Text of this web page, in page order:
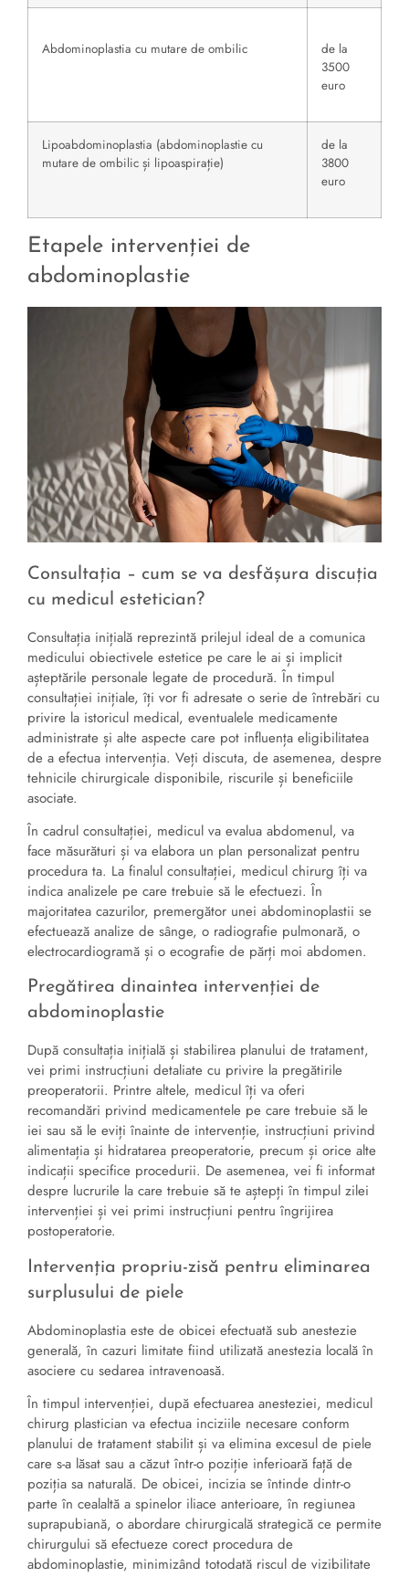
Abdominoplastia cu mutare de ombilic
de la
3500
euro
Lipoabdominoplastia (abdominoplastie cu
mutare de ombilic și lipoaspirație)
de la
3800
euro
Etapele intervenției de
abdominoplastie
Consultația – cum se va desfășura discuția
cu medicul estetician?
Consultația inițială reprezintă prilejul ideal de a comunica
medicului obiectivele estetice pe care le ai și implicit
așteptările personale legate de procedură. În timpul
consultației inițiale, îți vor fi adresate o serie de întrebări cu
privire la istoricul medical, eventualele medicamente
administrate și alte aspecte care pot influența eligibilitatea
de a efectua intervenția. Veți discuta, de asemenea, despre
tehnicile chirurgicale disponibile, riscurile și beneficiile
asociate.
În cadrul consultației, medicul va evalua abdomenul, va
face măsurături și va elabora un plan personalizat pentru
procedura ta. La finalul consultației, medicul chirurg îți va
indica analizele pe care trebuie să le efectuezi. În
majoritatea cazurilor, premergător unei abdominoplastii se
efectuează analize de sânge, o radiografie pulmonară, o
electrocardiogramă și o ecografie de părți moi abdomen.
Pregătirea dinaintea intervenției de
abdominoplastie
După consultația inițială și stabilirea planului de tratament,
vei primi instrucțiuni detaliate cu privire la pregătirile
preoperatorii. Printre altele, medicul îți va oferi
recomandări privind medicamentele pe care trebuie să le
iei sau să le eviți înainte de intervenție, instrucțiuni privind
alimentația și hidratarea preoperatorie, precum și orice alte
indicații specifice procedurii. De asemenea, vei fi informat
despre lucrurile la care trebuie să te aștepți în timpul zilei
intervenției și vei primi instrucțiuni pentru îngrijirea
postoperatorie.
Intervenția propriu-zisă pentru eliminarea
surplusului de piele
Abdominoplastia este de obicei efectuată sub anestezie
generală, în cazuri limitate fiind utilizată anestezia locală în
asociere cu sedarea intravenoasă.
În timpul intervenției, după efectuarea anesteziei, medicul
chirurg plastician va efectua inciziile necesare conform
planului de tratament stabilit și va elimina excesul de piele
care s-a lăsat sau a căzut într-o poziție inferioară față de
poziția sa naturală. De obicei, incizia se întinde dintr-o
parte în cealaltă a spinelor iliace anterioare, în regiunea
suprapubiană, o abordare chirurgicală strategică ce permite
chirurgului să efectueze corect procedura de
abdominoplastie, minimizând totodată riscul de vizibilitate